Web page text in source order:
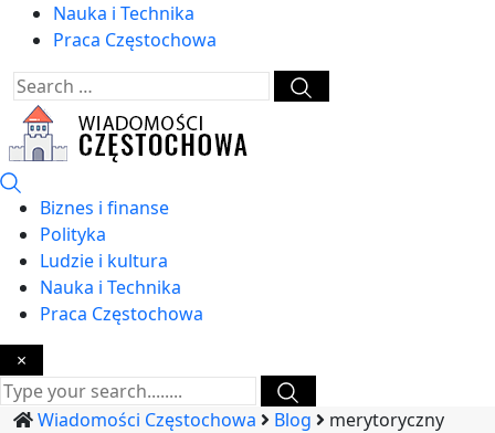
Nauka i Technika
Praca Częstochowa
Biznes i finanse
Polityka
Ludzie i kultura
Nauka i Technika
Praca Częstochowa
×
Wiadomości Częstochowa Blog
merytoryczny